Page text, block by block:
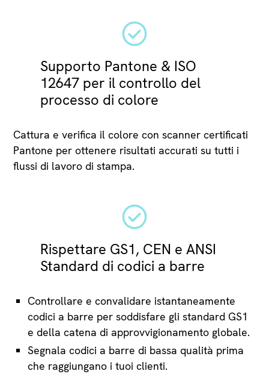
Supporto Pantone & ISO
12647 per il controllo del
processo di colore
Cattura e verifica il colore con scanner certificati
Pantone per ottenere risultati accurati su tutti i
flussi di lavoro di stampa.
Rispettare GS1, CEN e ANSI
Standard di codici a barre
Controllare e convalidare istantaneamente
codici a barre per soddisfare gli standard GS1
e della catena di approvvigionamento globale.
Segnala codici a barre di bassa qualità prima
che raggiungano i tuoi clienti.